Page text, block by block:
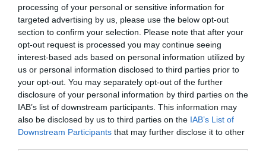
processing of your personal or sensitive information for
targeted advertising by us, please use the below opt-out
section to confirm your selection. Please note that after your
opt-out request is processed you may continue seeing
interest-based ads based on personal information utilized by
us or personal information disclosed to third parties prior to
your opt-out. You may separately opt-out of the further
disclosure of your personal information by third parties on the
IAB’s list of downstream participants. This information may
also be disclosed by us to third parties on the IAB’s List of
Downstream Participants that may further disclose it to other
Palau-de-Cerdagneà 2.16 km du point 30
Latour-de-Carolà 14.63 km du point 34
Facebook Partager cette voie
Itinéraire